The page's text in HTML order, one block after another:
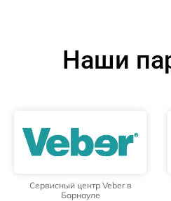
Наши
Сервисный центр Veber в
Барнауле